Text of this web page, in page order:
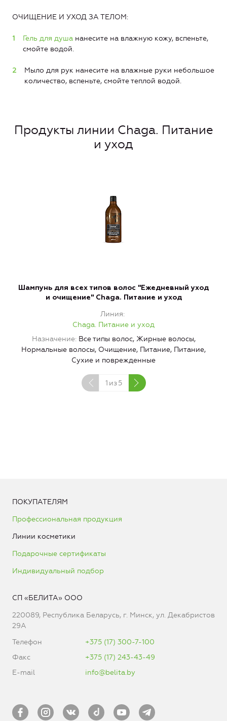
ОЧИЩЕНИЕ И УХОД ЗА ТЕЛОМ:
Гель для душа нанесите на влажную кожу, вспеньте,
смойте водой.
Мыло для рук нанесите на влажные руки небольшое
количество, вспеньте, смойте теплой водой.
Продукты линии Chaga. Питание
и уход
Шампунь для всех типов волос "Ежедневный уход
и очищение" Chaga. Питание и уход
Линия
Chaga. Питание и уход
Назначение Все типы волос, Жирные волосы,
Нормальные волосы, Очищение, Питание, Питание,
Сухие и поврежденные
1 из 5
ПОКУПАТЕЛЯМ
Профессиональная продукция
Линии косметики
Подарочные сертификаты
Индивидуальный подбор
СП «БЕЛИТА» ООО
220089, Республика Беларусь, г. Минск, ул. Декабристов
29А
Телефон
+375 (17) 300-7-100
Факс
+375 (17) 243-43-49
E-mail
info@belita.by